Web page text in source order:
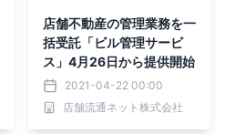
店舗不動産の管理業務を一
括受託「ビル管理サービ
ス」4月26日から提供開始
2021-04-22 00:00
店舗流通ネット株式会社